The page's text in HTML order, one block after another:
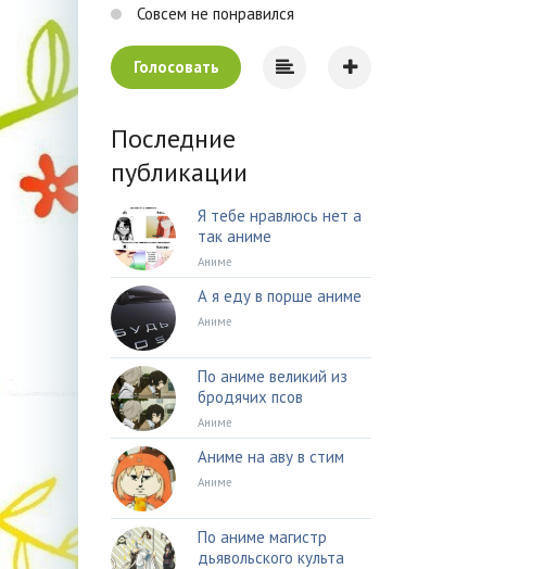
Совсем не понравился
Голосовать
Последние
публикации
Я тебе нравлюсь нет а
так аниме
Аниме
А я еду в порше аниме
Аниме
По аниме великий из
бродячих псов
Аниме
Аниме на аву в стим
Аниме
По аниме магистр
дьявольского культа